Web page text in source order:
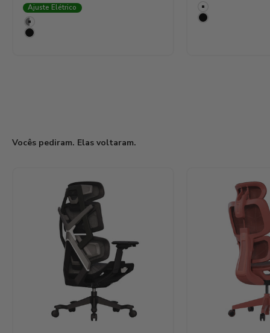
Ajuste Elétrico
CorCinza & Branco
Preto
CorBranco
Preto
Vocês pediram. Elas voltaram.